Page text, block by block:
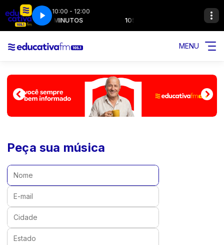
10:00 - 12:00
105 MINUTOS 105 MINUTOS
MENU
Peça sua música
Nome:
E-mail:
Cidade:
Estado: